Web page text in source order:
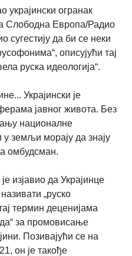
украјински огранак
Слободна Европа/Радио
сугестију да би се неки
описујући тај
руска идеологија“.
Украјински је
јавног живота. Без
националне
у земљи морају да знају
омбудсман.
изјавио да Украјинце
„руско
термин деценијама
за промовисање
Позивајући се на
он је такође